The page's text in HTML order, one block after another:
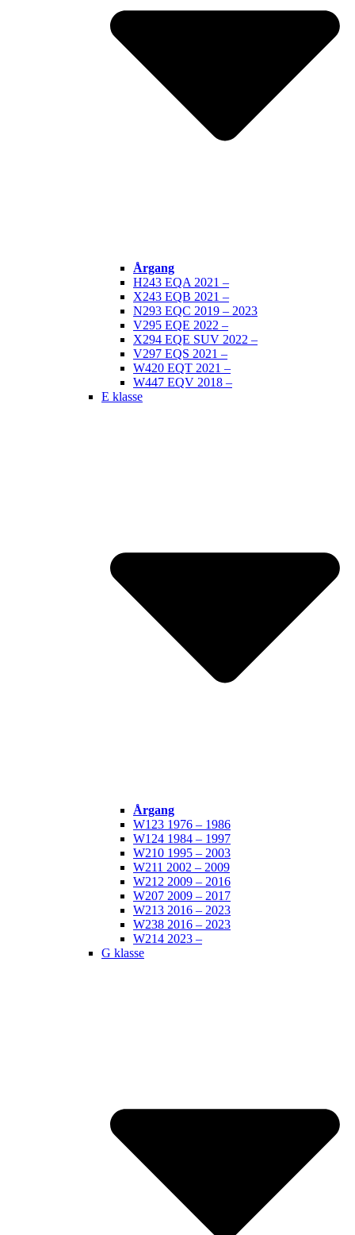
Årgang
H243 EQA 2021 –
X243 EQB 2021 –
N293 EQC 2019 – 2023
V295 EQE 2022 –
X294 EQE SUV 2022 –
V297 EQS 2021 –
W420 EQT 2021 –
W447 EQV 2018 –
E klasse
Årgang
W123 1976 – 1986
W124 1984 – 1997
W210 1995 – 2003
W211 2002 – 2009
W212 2009 – 2016
W207 2009 – 2017
W213 2016 – 2023
W238 2016 – 2023
W214 2023 –
G klasse